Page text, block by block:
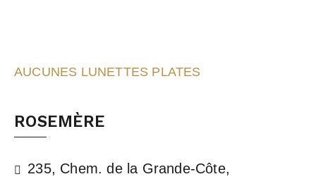
AUCUNES LUNETTES PLATES
ROSEMÈRE
235, Chem. de la Grande-Côte,